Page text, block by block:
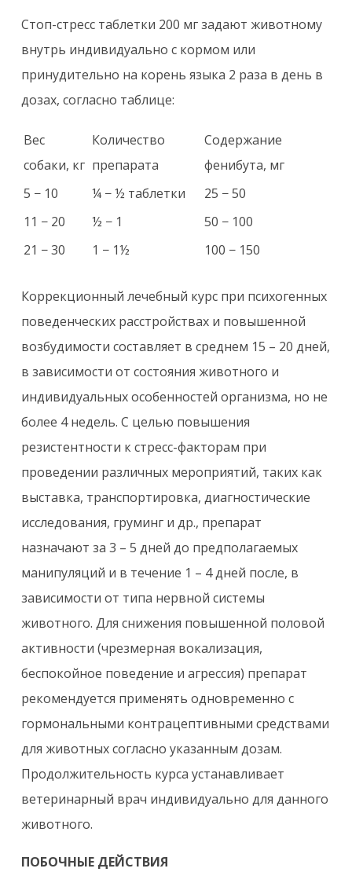
Стоп-стресс таблетки 200 мг задают животному
внутрь индивидуально с кормом или
принудительно на корень языка 2 раза в день в
дозах, согласно таблице:
Вес
собаки, кг
Количество
препарата
Содержание
фенибута, мг
5 − 10
¼ − ½ таблетки
25 − 50
11 − 20
½ − 1
50 − 100
21 − 30
1 − 1½ 100 − 150
Коррекционный лечебный курс при психогенных
поведенческих расстройствах и повышенной
возбудимости составляет в среднем 15 – 20 дней,
в зависимости от состояния животного и
индивидуальных особенностей организма, но не
более 4 недель. С целью повышения
резистентности к стресс-факторам при
проведении различных мероприятий, таких как
выставка, транспортировка, диагностические
исследования, груминг и др., препарат
назначают за 3 – 5 дней до предполагаемых
манипуляций и в течение 1 – 4 дней после, в
зависимости от типа нервной системы
животного. Для снижения повышенной половой
активности (чрезмерная вокализация,
беспокойное поведение и агрессия) препарат
рекомендуется применять одновременно с
гормональными контрацептивными средствами
для животных согласно указанным дозам.
Продолжительность курса устанавливает
ветеринарный врач индивидуально для данного
животного.
ПОБОЧНЫЕ ДЕЙСТВИЯ